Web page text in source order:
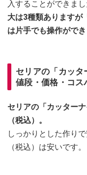
入することができまし
大は3種類ありますが
は片手でも操作ができ
セリアの「カッ
値段・価格・コス
セリアの「カッター
（税込）。
しっかりとした作り
（税込）は安いです。